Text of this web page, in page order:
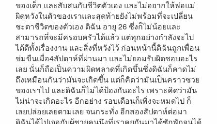
ของเด็ก และสับสนกับชีวิตตัวเอง และไม่อยากให้พ่อแม่
ผิดหวังในตัวของเราและสุดท้ายยังไม่พร้อมที่จะเปลี่ยน
ชะตาชีวิตของตัวเอง ดิฉัน อายุ 26 ซึ่งก็ไม่น้อยและ
สามารถที่จะมีครอบครัวได้แล้ว แต่ทุกอย่างกำลังจะไป
ได้ดีทั้งเรื่องงาน และสิ่งที่หวังไว้ ก่อนหน้านี้ดิฉันถูกเพื่อน
ข่มขืนเมื่อ4สัปดาห์ที่ผ่านมา และไม่ยอมรับผิดชอบอะไร
เลย นั่นก็ถือเป็นความผิดพลาดที่เกิดขึ้นซึ่งดิฉันก็คาดไม่
ถึงเหมือนกันว่ามันจะเกิดขึ้น แต่ก็คิดว่ามันเป็นคราวซวย
ของเราไป และดิฉันก็ไม่ได้ป้องกันอะไร เพราะคิดว่ามัน
ไม่น่าจะเกิดอะไร อีกอย่าง รอบเดือนก็เพิ่งจะหมดไป ก็
เลยปล่อยเลยตามเลย จนกระทั่ง อีกสองสัปดาห์ต่อมา